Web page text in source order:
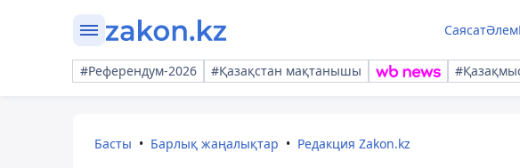
СаясатӘлем
#Референдум-2026 #Қазақстан мақтанышы
Басты Барлық жаңалықтар Редакция Zakon.kz